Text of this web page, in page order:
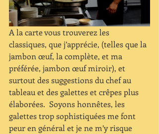
A la carte vous trouverez les
classiques, que j’apprécie, (telles que la
jambon œuf, la complète, et ma
préférée, jambon œuf miroir), et
surtout des suggestions du chef au
tableau et des galettes et crêpes plus
élaborées.  Soyons honnêtes, les
galettes trop sophistiquées me font
peur en général et je ne m’y risque